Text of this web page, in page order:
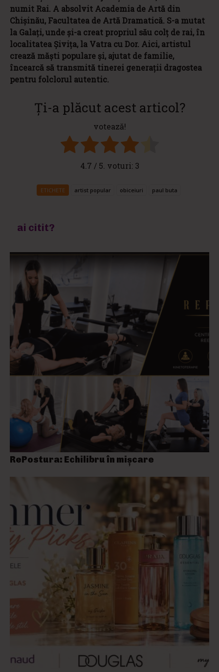
numit Rai. A absolvit Academia de Artă din
Chişinău, Facultatea de Artă Dramatică. S-a mutat
la Galaţi, unde şi-a creat propriul său colţ de rai, în
localitatea Şiviţa, la Vatra cu Dor. Aici, artistul
crează măști populare și, ajutat de familie,
încearcă să transmită tinerei generații dragostea
pentru folclorul autentic.
Ți-a plăcut acest articol?
votează!
4.7 / 5. voturi: 3
ETICHETE artist popular obiceiuri paul buta
ai citit?
RePostura: Echilibru în mișcare